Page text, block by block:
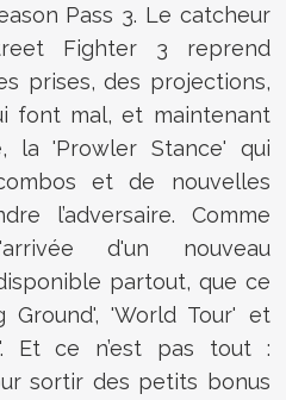
Pass 3. Le catcheur
Fighter 3 reprend
prises, des projections,
font mal, et maintenant
la 'Prowler Stance' qui
et de nouvelles
l’adversaire. Comme
d'un nouveau
partout, que ce
'World Tour' et
Et ce n’est pas tout :
sortir des petits bonus